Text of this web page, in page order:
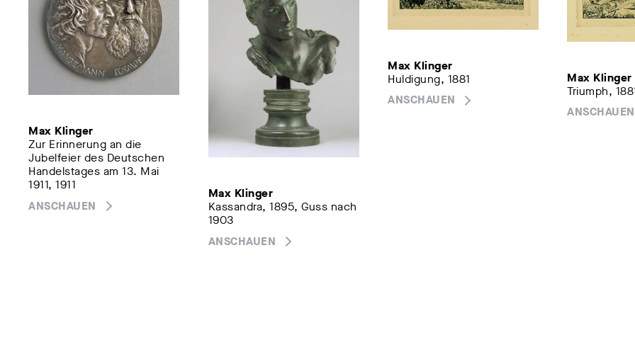
Max Klinger
Zur Erinnerung an die
Jubelfeier des Deutschen
Handelstages am 13. Mai
1911, 1911
ANSCHAUEN
Max Klinger
Kassandra, 1895, Guss nach
1903
ANSCHAUEN
Max Klinger
Huldigung, 1881
ANSCHAUEN
Max Klinger
Triumph,
ANSCHAUEN